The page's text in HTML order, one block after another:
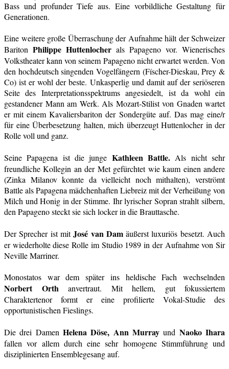
Bass und profunder Tiefe aus. Eine vorbildliche Gestaltung für
Generationen.
Eine weitere große Überraschung der Aufnahme hält der Schweizer
Bariton Philippe Huttenlocher als Papageno vor. Wienerisches
Volkstheater kann von seinem Papageno nicht erwartet werden. Von
den hochdeutsch singenden Vogelfängern (Físcher-Dieskau, Prey &
Co) ist er wohl der beste. Unkasperlig und damit auf der seriöseren
Seite des Interpretationsspektrums angesiedelt, ist da wohl ein
gestandener Mann am Werk. Als Mozart-Stilist von Gnaden wartet
er mit einem Kavaliersbariton der Sondergüte auf. Das mag eine/r
für eine Überbesetzung halten, mich überzeugt Huttenlocher in der
Rolle voll und ganz.
Seine Papagena ist die junge Kathleen Battle.Als nicht sehr
freundliche Kollegin an der Met gefürchtet wie kaum einen andere
(Zinka Milanov konnte da vielleicht noch mithalten), verströmt
Battle als Papagena mädchenhaften Liebreiz mit der Verheißung von
Milch und Honig in der Stimme. Ihr lyrischer Sopran strahlt silbern,
den Papageno steckt sie sich locker in die Brauttasche.
Der Sprecher ist mitJosé van Damäußerst luxuriös besetzt. Auch
er wiederholte diese Rolle im Studio 1989 in der Aufnahme von Sir
Neville Marriner.
Monostatos war dem später ins heldische Fach wechselnden
Norbert Orth anvertraut. Mit hellem, gut fokussiertem
Charaktertenor formt er eine profilierte Vokal-Studie des
opportunistischen Fieslings.
Die drei Damen Helena Döse, Ann Murray und Naoko Ihara
fallen vor allem durch eine sehr homogene Stimmführung und
disziplinierten Ensemblegesang auf.